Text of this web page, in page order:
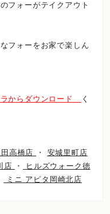
フォーがテイクアウト
フォーをお家で楽しん
からダウンロード
く
田高橋店 ・
安城里町店
店 ・
ヒルズウォーク徳
ミニ アピタ岡崎北店